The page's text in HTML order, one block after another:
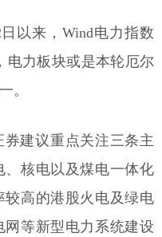
以来，Wind电力指数
电力板块或是本轮厄尔
。
建议重点关注三条主
核电以及煤电一体化
高的港股火电及绿电
等新型电力系统建设